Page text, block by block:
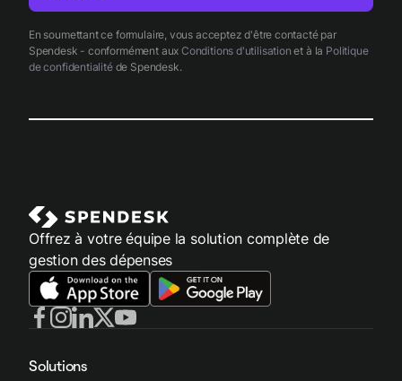
En soumettant ce formulaire, vous acceptez d'être contacté par
Spendesk - conformément aux Conditions d'utilisation et à la Politique
de confidentialitéde Spendesk.
Offrez à votre équipe la solution complète de
gestion des dépenses
Solutions